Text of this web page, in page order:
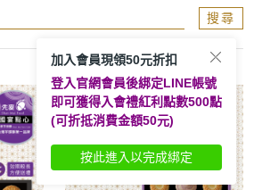
搜尋
加入會員現領50元折扣
登入官網會員後綁定LINE帳號
即可獲得入會禮紅利點數500點
(可折抵消費金額50元)
按此進入以完成綁定